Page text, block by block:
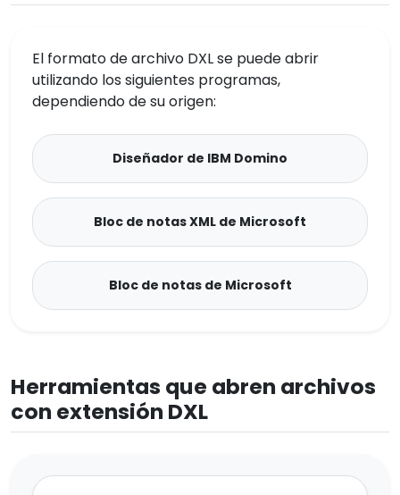
El formato de archivo DXL se puede abrir
utilizando los siguientes programas,
dependiendo de su origen:
Diseñador de IBM Domino
Bloc de notas XML de Microsoft
Bloc de notas de Microsoft
Herramientas que abren archivos
con extensión DXL